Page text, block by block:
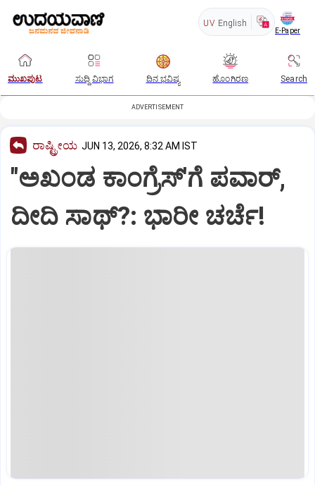
UV English
E-Paper
ಮುಖಪುಟ ಸುದ್ದಿ ವಿಭಾಗ ದಿನ ಭವಿಷ್ಯ ಹೊಂಗಿರಣ Search
ADVERTISEMENT
ರಾಷ್ಟ್ರೀಯ JUN 13, 2026, 8:32 AM IST
"ಅಖಂಡ ಕಾಂಗ್ರೆಸ್‌'ಗೆ ಪವಾರ್‌,
ದೀದಿ ಸಾಥ್‌?: ಭಾರೀ ಚರ್ಚೆ!